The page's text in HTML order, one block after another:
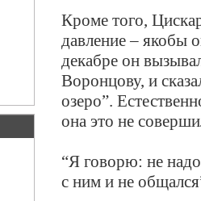
Кроме того,
давление – якобы
декабре он
Воронцову, и
озеро”.
она это не
“Я говорю: не
с ним и не